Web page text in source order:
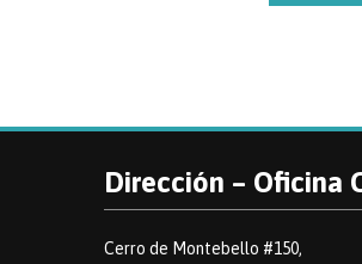
Dirección – Oficina
Cerro de Montebello #150,